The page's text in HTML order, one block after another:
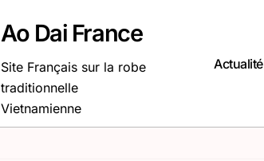
Ao Dai France
Site Français sur la robe
traditionnelle
Vietnamienne
Actualité